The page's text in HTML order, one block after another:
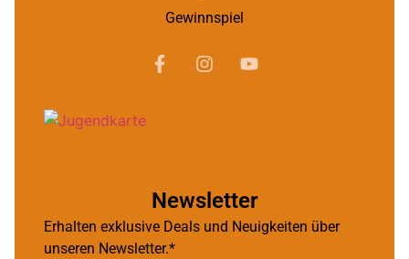
Gewinnspiel
Newsletter
Erhalten exklusive Deals und Neuigkeiten über
unseren Newsletter.*